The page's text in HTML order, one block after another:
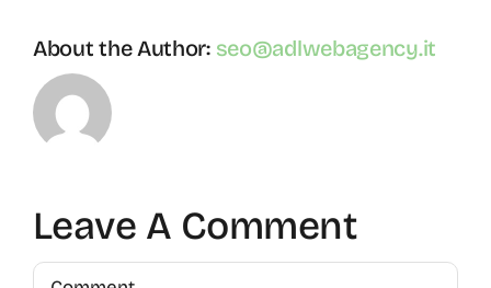
About the Author: seo@adlwebagency.it
Leave A Comment
Comment